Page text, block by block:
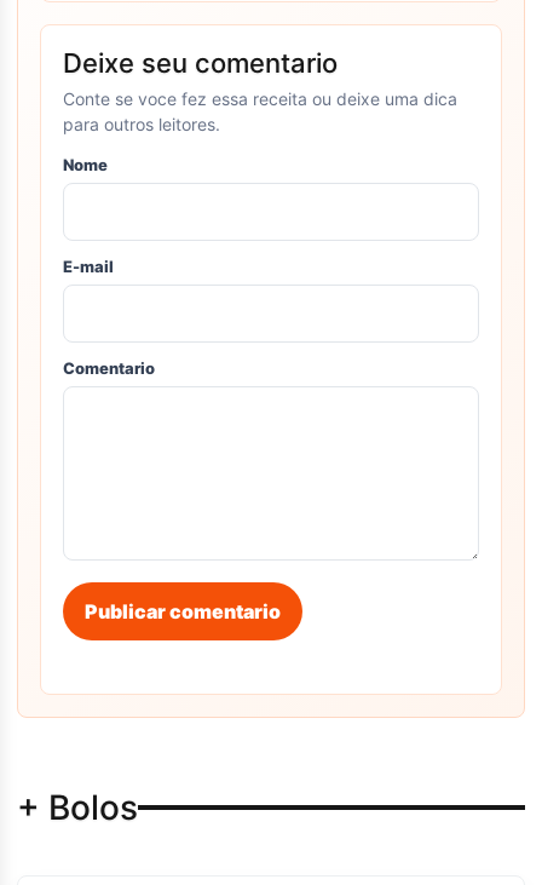
Deixe seu comentario
Conte se voce fez essa receita ou deixe uma dica
para outros leitores.
Nome
E-mail
Comentario
Publicar comentario
+ Bolos